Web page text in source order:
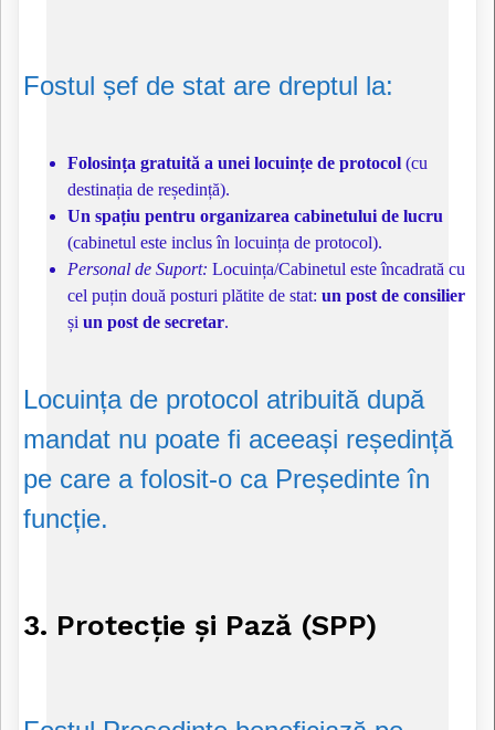
Fostul șef de stat are dreptul la:
Folosința gratuită a unei locuințe de protocol (cu
destinația de reședință).
Un spațiu pentru organizarea cabinetului de lucru
(cabinetul este inclus în locuința de protocol).
Personal de Suport: Locuința/Cabinetul este încadrată cu
cel puțin două posturi plătite de stat: un post de consilier
și un post de secretar.
Locuința de protocol atribuită după
mandat nu poate fi aceeași reședință
pe care a folosit-o ca Președinte în
funcție.
3. Protecție și Pază (SPP)